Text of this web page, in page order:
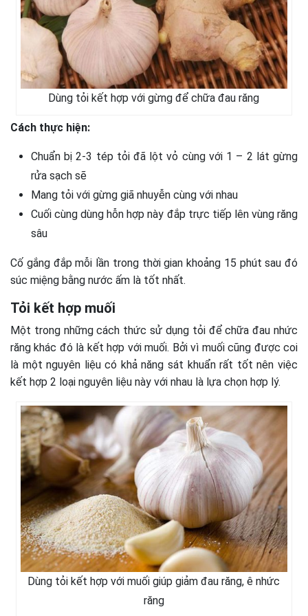
Dùng tỏi kết hợp với gừng để chữa đau răng
Cách thực hiện:
Chuẩn bị 2-3 tép tỏi đã lột vỏ cùng với 1 – 2 lát gừng
rửa sạch sẽ
Mang tỏi với gừng giã nhuyễn cùng với nhau
Cuối cùng dùng hỗn hợp này đắp trực tiếp lên vùng răng
sâu
Cố gắng đắp mỗi lần trong thời gian khoảng 15 phút sau đó
súc miệng bằng nước ấm là tốt nhất.
Tỏi kết hợp muối
Một trong những cách thức sử dụng tỏi để chữa đau nhức
răng khác đó là kết hợp với muối. Bởi vì muối cũng được coi
là một nguyên liệu có khả năng sát khuẩn rất tốt nên việc
kết hợp 2 loại nguyên liệu này với nhau là lựa chọn hợp lý.
Dùng tỏi kết hợp với muối giúp giảm đau răng, ê nhức
răng